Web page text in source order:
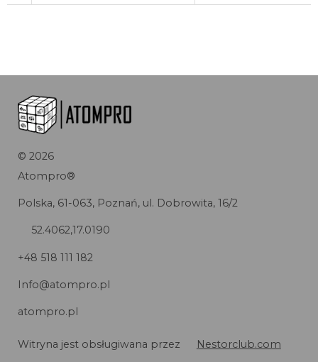
© 2026
Atompro®
Polska, 61-063, Poznań, ul. Dobrowita, 16/2
52.4062,17.0190
+48 518 111 182
Info@atompro.pl
atompro.pl
Witryna jest obsługiwana przez
Nestorclub.com